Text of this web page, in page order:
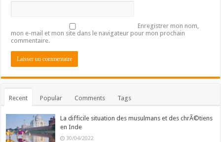
Enregistrer mon nom,
mon e-mail et mon site dans le navigateur pour mon prochain
commentaire.
Recent Popular Comments Tags
La difficile situation des musulmans et des chrÃ©tiens
en Inde
30/04/2022